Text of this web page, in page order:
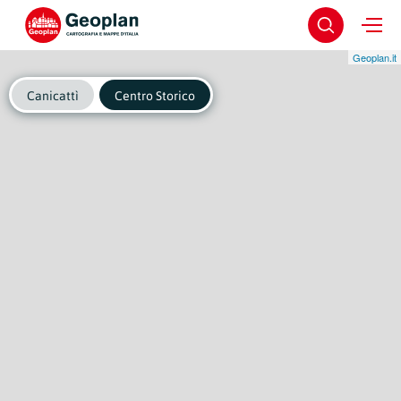
Geoplan.it
Canicattì Centro Storico